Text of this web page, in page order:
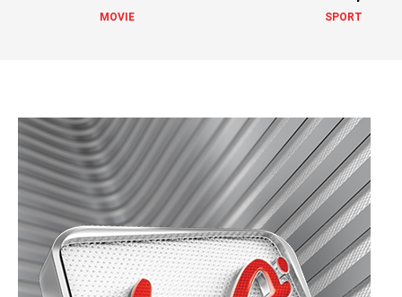
Indonesia!
MOVIE SPORT